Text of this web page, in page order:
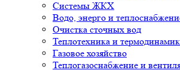
Системы ЖКХ
Водо, энерго и
Очистка сточных вод
Теплотехника и
Газовое хозяйство
Теплогазоснабжение и